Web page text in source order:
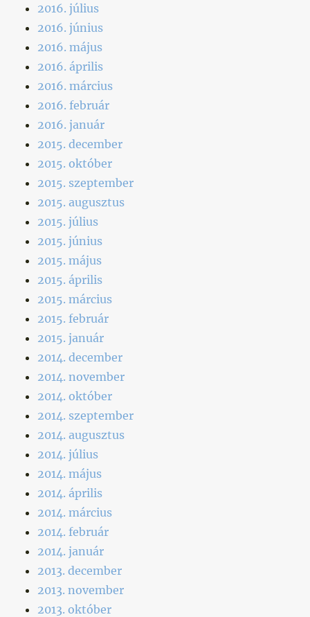
2016. július
2016. június
2016. május
2016. április
2016. március
2016. február
2016. január
2015. december
2015. október
2015. szeptember
2015. augusztus
2015. július
2015. június
2015. május
2015. április
2015. március
2015. február
2015. január
2014. december
2014. november
2014. október
2014. szeptember
2014. augusztus
2014. július
2014. május
2014. április
2014. március
2014. február
2014. január
2013. december
2013. november
2013. október